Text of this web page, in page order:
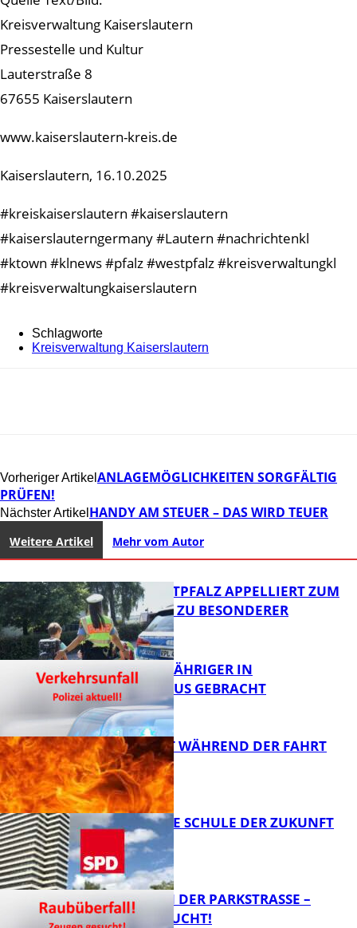
Kreisverwaltung Kaiserslautern
Pressestelle und Kultur
Lauterstraße 8
67655 Kaiserslautern
www.kaiserslautern-kreis.de
Kaiserslautern, 16.10.2025
#kreiskaiserslautern #kaiserslautern
#kaiserslauterngermany #Lautern #nachrichtenkl
#ktown #klnews #pfalz #westpfalz #kreisverwaltungkl
#kreisverwaltungkaiserslautern
Schlagworte
Kreisverwaltung Kaiserslautern
Vorheriger Artikel ANLAGEMÖGLICHKEITEN SORGFÄLTIG
PRÜFEN!
Nächster Artikel HANDY AM STEUER – DAS WIRD TEUER
Weitere Artikel Mehr vom Autor
POLIZEI WESTPFALZ APPELLIERT ZUM
SCHULSTART ZU BESONDERER
VORSICHT
FB News
UNFALL: 58-JÄHRIGER IN
KRANKENHAUS GEBRACHT
FB News
AUTO FÄNGT WÄHREND DER FAHRT
FEUER
WIE SIEHT DIE SCHULE DER ZUKUNFT
AUS?
ÜBERFALL IN DER PARKSTRASSE – Z
EUGEN GESUCHT!